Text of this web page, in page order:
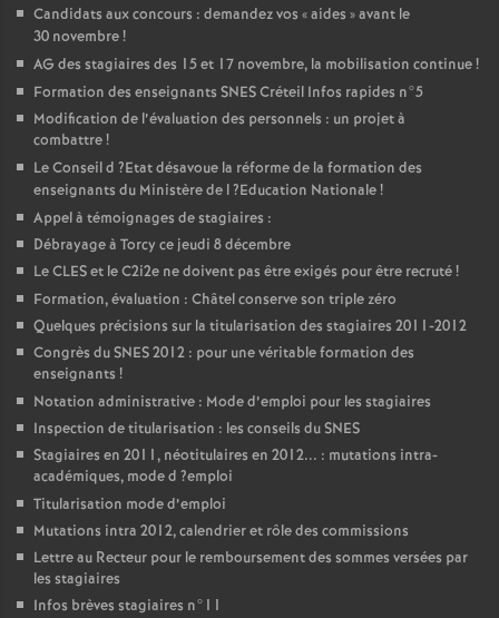
Candidats aux concours : demandez vos «aides » avant le
30 novembre!
AG des stagiaires des 15 et 17 novembre, la mobilisation continue!
Formation des enseignants SNESCréteil Infos rapides n°5
Modification de l’évaluation des personnels : un projet à
combattre!
Le Conseil d ?Etat désavoue la réforme de la formation des
enseignants du Ministère de l?Education Nationale!
Appel à témoignages de stagiaires :
Débrayage à Torcy ce jeudi 8 décembre
LeCLESet le C2i2e ne doivent pas être exigés pour être recruté!
Formation, évaluation : Châtel conserve son triple zéro
Quelques précisions sur la titularisation des stagiaires 2011-2012
Congrès duSNES2012 : pour une véritable formation des
enseignants !
Notation administrative : Mode d’emploi pour les stagiaires
Inspection de titularisation : les conseils duSNES
Stagiaires en 2011, néotitulaires en 2012... : mutations intra-
académiques, mode d ?emploi
Titularisation mode d’emploi
Mutations intra 2012, calendrier et rôle des commissions
Lettre au Recteur pour le remboursement des sommes versées par
les stagiaires
Infos brèves stagiaires n°11